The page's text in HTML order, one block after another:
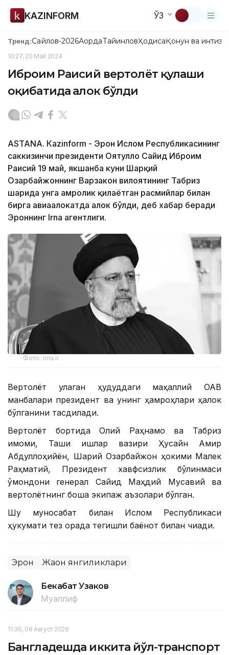
KAZINFORM ЎЗ
Тренд:Сайлов-2026АқордаТайинловҲодисаҚонун ва
10:27, 20 Май 2024
Иброҳим Раисий вертолёт қулаши
оқибатида ҳалок бўлди
ASTANА. Кazinform - Эрон Ислом Республикасининг
саккизинчи президенти Оятуллоҳ Сайид Иброҳим
Раисий 19 май, якшанба куни Шарқий
Озарбайжоннинг Варзакон вилоятининг Табриз
шаҳрида унга ҳамроҳлик қилаётган расмийлар билан
бирга авиаҳалокатда ҳалок бўлди, деб хабар беради
Эроннинг Irna агентлиги.
Фото: irna.ir
Вертолёт қулаган ҳудуддаги маҳаллий ОАВ
манбалари президент ва унинг ҳамроҳлари ҳалок
бўлганини тасдиқлади.
Вертолёт бортида Олий Раҳнамо ва Табриз
имоми, Ташқи ишлар вазири Ҳусайн Амир
Абдуллоҳийён, Шарқий Озарбайжон ҳокими Малек
Раҳматий, Президент хавфсизлик бўлинмаси
қўмондони генерал Сайид Маҳдий Мусавий ва
вертолётнинг бошқа экипаж аъзолари бўлган.
Шу муносабат билан Ислом Республикаси
ҳукумати тез орада тегишли баёнот билан чиқади.
Эрон Жаҳон янгиликлари
Бекабат Узаков
Муаллиф
11:36, 08 Август 2026
Бангладешда иккита йўл-транспорт